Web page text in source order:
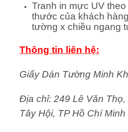
Tranh in mực UV
thước của khách
tường x chiều ngang
Thông tin liên hệ:
Giấy Dán Tường Minh
Địa chỉ: 249 Lê Văn
Tây Hội, TP Hồ Chí Minh